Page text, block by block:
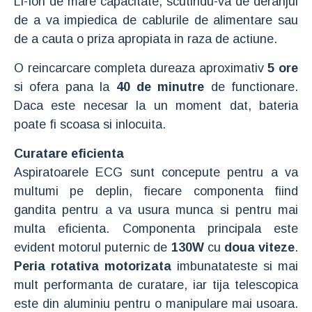
de a va impiedica de cablurile de alimentare sau
de a cauta o priza apropiata in raza de actiune.
O reincarcare completa dureaza aproximativ5 ore
si ofera pana la 40 de minutre de functionare.
Daca este necesar la un moment dat, bateria
poate fi scoasa si inlocuita.
Curatare eficienta
Aspiratoarele ECG sunt concepute pentru a va
multumi pe deplin, fiecare componenta fiind
gandita pentru a va usura munca si pentru mai
multa eficienta. Componenta principala este
evident motorul puternic de 130Wcu doua viteze.
Peria rotativa motorizata imbunatateste si mai
mult performanta de curatare, iar tija telescopica
este din aluminiu pentru o manipulare mai usoara.